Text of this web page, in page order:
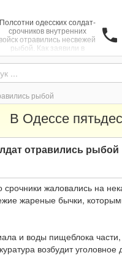
Полсотни одесских солдат-
срочников внутренних
войск отравились несвежей
рыбой. Как заявили в
пресс-службе военной
прокуратуры Южного
региона Украины, в
течение двух дней 6 и 7
августа в медпункт
части обратились
пятьдесят воинов с
жалобами на тошноту,
диарею, жар. Сегодня в
рыбой
В Одессе
отравились рыбой
срочники жаловались на
жареные бычки,
и воды пищеблока
возбудит